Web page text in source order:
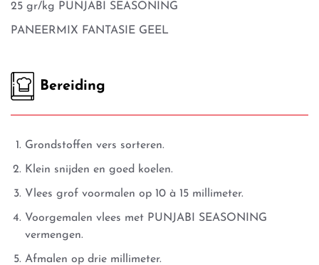
25 gr/kg PUNJABI SEASONING
PANEERMIX FANTASIE GEEL
Bereiding
Grondstoffen vers sorteren.
Klein snijden en goed koelen.
Vlees grof voormalen op 10 à 15 millimeter.
Voorgemalen vlees met PUNJABI SEASONING
vermengen.
Afmalen op drie millimeter.